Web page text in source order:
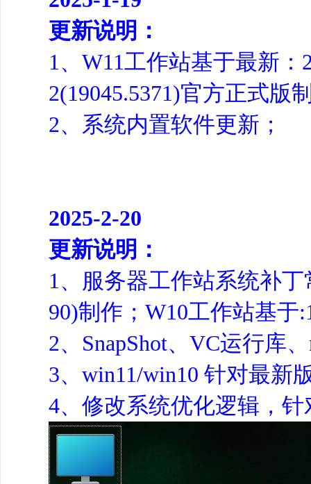
更新说明：
1、W11工作站基于最新：
2(19045.5371)官方正式版
2、系统内置软件更新；
2025-2-20
更新说明：
1、服务器工作站系统补丁
90)制作；W10工作站基于
2、SnapShot、VC运行库
3、win11/win10 针对最新
4、修改系统优化逻辑，